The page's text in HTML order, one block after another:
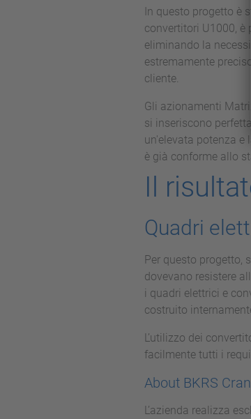
In questo progetto è
convertitori U1000, è
eliminando la
estremamente
cliente.
Gli azionamenti
si inseriscono
un'elevata potenza
è già conforme allo
Il
Quadri
Per questo progetto,
dovevano resistere
i quadri elettrici e
costruito
L’utilizzo dei
facilmente tutti i
About BKRS
L’azienda realizza